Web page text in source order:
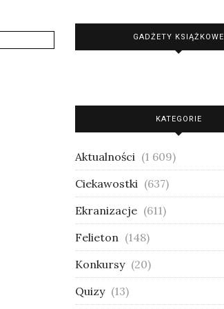
GADŻETY KSIĄŻKOWE
KATEGORIE
Aktualności (1 609)
Ciekawostki (637)
Ekranizacje (611)
Felieton (148)
Konkursy (20)
Quizy (13)